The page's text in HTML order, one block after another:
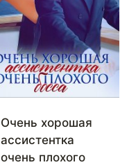
Очень хорошая
ассистентка
очень плохого